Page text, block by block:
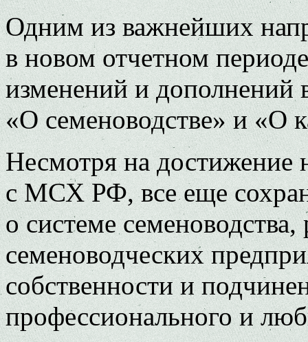
Одним из важнейших
в новом отчетном
изменений и дополнений
«О семеноводстве» и «О
Несмотря на достижение
с МСХ РФ, все еще
о системе
семеноводческих
собственности и
профессионального и